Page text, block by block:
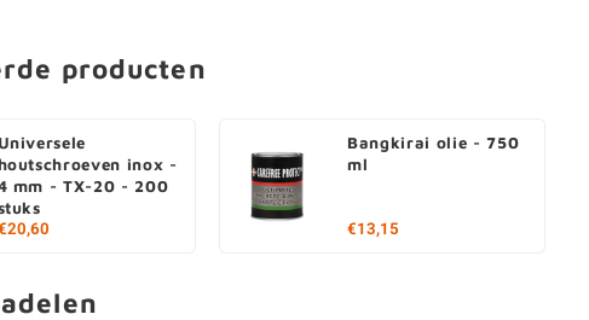
producten
Universele
inox -
mm - TX-20 - 200
Bangkirai olie - 750
ml
€13,15